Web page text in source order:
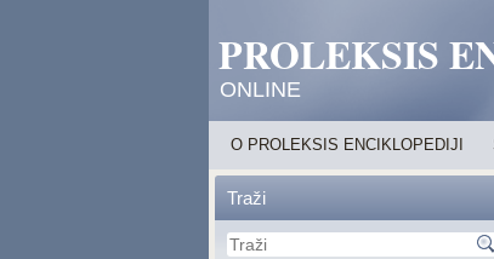
PROLEKSIS
ONLINE
O PROLEKSIS ENCIKLOPEDIJI
Traži